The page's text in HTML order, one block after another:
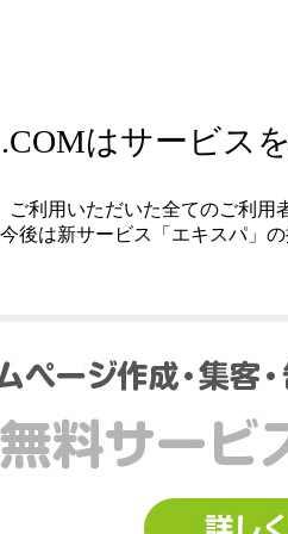
はサービス
ご利用いただいた全てのご利用
今後は新サービス「エキスパ」